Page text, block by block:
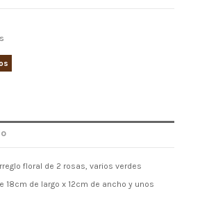
floral de 2 rosas, varios verdes
18cm de largo x 12cm de ancho y unos